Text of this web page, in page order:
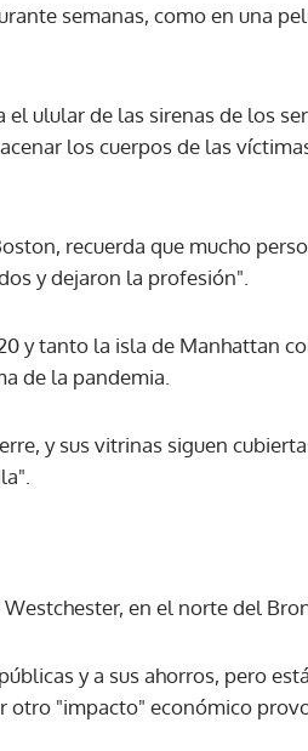
semanas, como en una
ulular de las sirenas de los
los cuerpos de las
recuerda que mucho
y dejaron la profesión".
y tanto la isla de Manhattan
de la pandemia.
y sus vitrinas siguen
en el norte del
y a sus ahorros, pero
otro "impacto" económico